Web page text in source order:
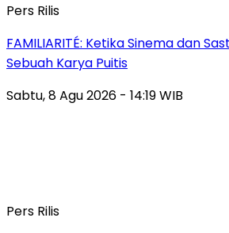
Pers Rilis
FAMILIARITÉ: Ketika Sinema dan
Sebuah Karya Puitis
Sabtu, 8 Agu 2026 - 14:19 WIB
Pers Rilis